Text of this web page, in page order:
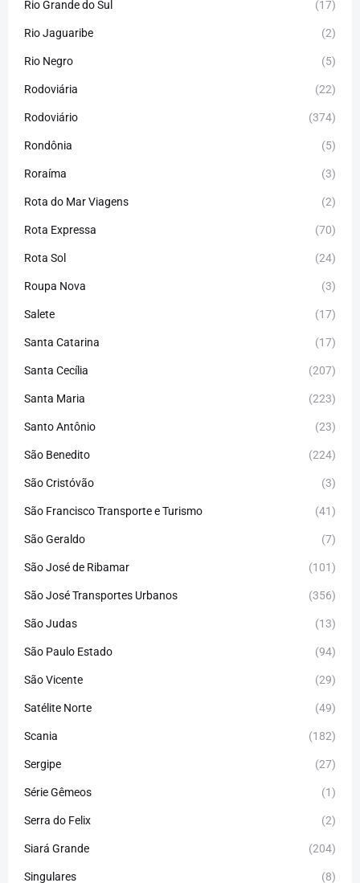
Rio Grande do Sul (17)
Rio Jaguaribe (2)
Rio Negro (5)
Rodoviária (22)
Rodoviário (374)
Rondônia (5)
Roraíma (3)
Rota do Mar Viagens (2)
Rota Expressa (70)
Rota Sol (24)
Roupa Nova (3)
Salete (17)
Santa Catarina (17)
Santa Cecília (207)
Santa Maria (223)
Santo Antônio (23)
São Benedito (224)
São Cristóvão (3)
São Francisco Transporte e Turismo (41)
São Geraldo (7)
São José de Ribamar (101)
São José Transportes Urbanos (356)
São Judas (13)
São Paulo Estado (94)
São Vicente (29)
Satélite Norte (49)
Scania (182)
Sergipe (27)
Série Gêmeos (1)
Serra do Felix (2)
Siará Grande (204)
Singulares (8)